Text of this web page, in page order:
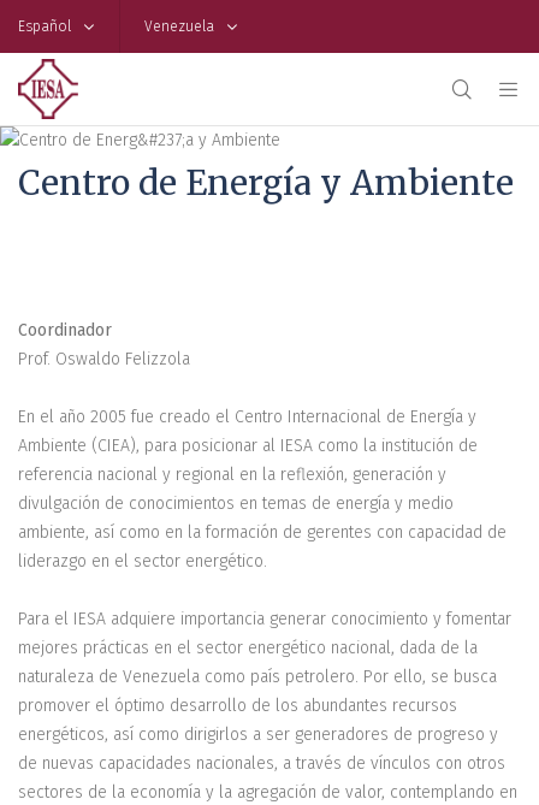
Español Venezuela
Centro de Energía y Ambiente
Coordinador
Prof. Oswaldo Felizzola
En el año 2005 fue creado el Centro Internacional de Energía y
Ambiente (CIEA), para posicionar al IESA como la institución de
referencia nacional y regional en la reflexión, generación y
divulgación de conocimientos en temas de energía y medio
ambiente, así como en la formación de gerentes con capacidad de
liderazgo en el sector energético.
Para el IESA adquiere importancia generar conocimiento y fomentar
mejores prácticas en el sector energético nacional, dada de la
naturaleza de Venezuela como país petrolero. Por ello, se busca
promover el óptimo desarrollo de los abundantes recursos
energéticos, así como dirigirlos a ser generadores de progreso y
de nuevas capacidades nacionales, a través de vínculos con otros
sectores de la economía y la agregación de valor, contemplando en